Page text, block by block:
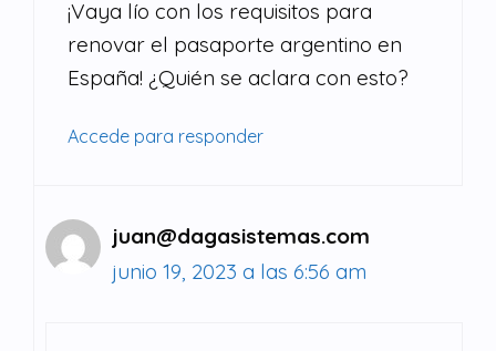
¡Vaya lío con los requisitos para
renovar el pasaporte argentino en
España! ¿Quién se aclara con esto?
Accede para responder
juan@dagasistemas.com
junio 19, 2023 a las 6:56 am